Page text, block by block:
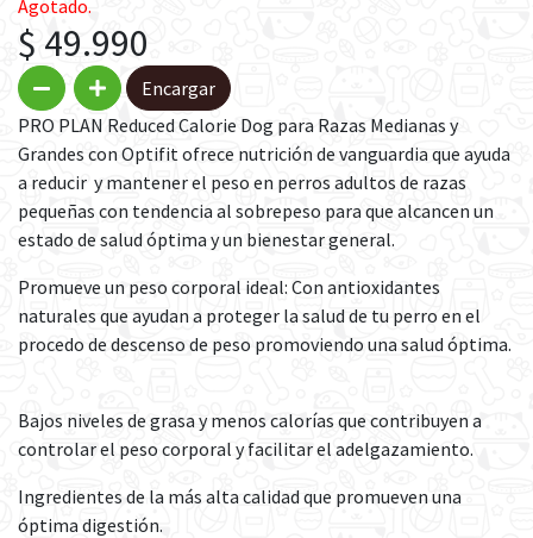
Agotado.
$ 49.990
Encargar
PRO PLAN Reduced Calorie Dog para Razas Medianas y
Grandes con Optifit ofrece nutrición de vanguardia que ayuda
a reducir y mantener el peso en perros adultos de razas
pequeñas con tendencia al sobrepeso para que alcancen un
estado de salud óptima y un bienestar general.
Promueve un peso corporal ideal: Con antioxidantes
naturales que ayudan a proteger la salud de tu perro en el
procedo de descenso de peso promoviendo una salud óptima.
Bajos niveles de grasa y menos calorías que contribuyen a
controlar el peso corporal y facilitar el adelgazamiento.
Ingredientes de la más alta calidad que promueven una
óptima digestión.